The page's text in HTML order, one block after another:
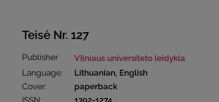
Teisė Nr. 127
Publisher
Vilniaus universiteto leidykla
Language:
Lithuanian, English
Cover:
paperback
ISSN:
1392-1274